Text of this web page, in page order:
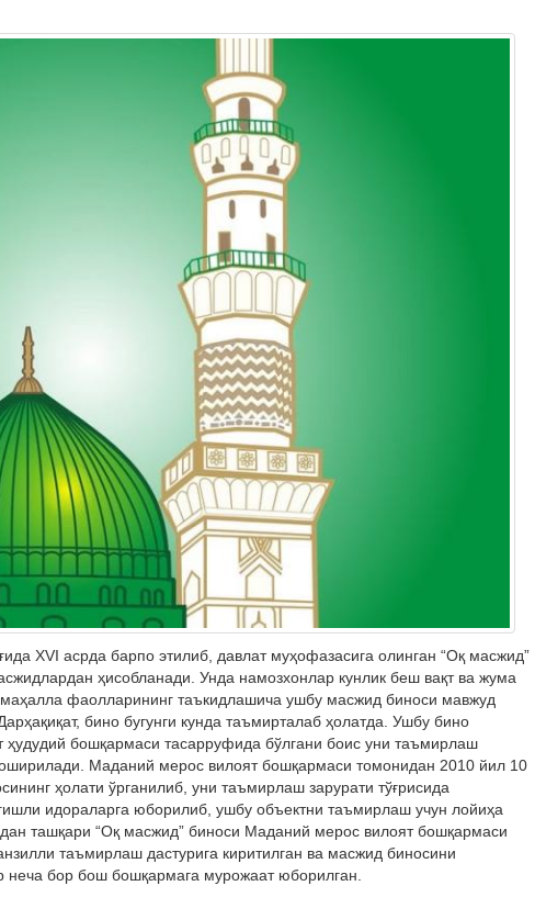
XVI асрда барпо этилиб, давлат муҳофазасига олинган “Оқ масжид”
ҳисобланади. Унда намозхонлар кунлик беш вақт ва жума
фаолларининг таъкидлашича ушбу масжид биноси мавжуд
бино бугунги кунда таъмирталаб ҳолатда. Ушбу бино
бошқармаси тасарруфида бўлгани боис уни таъмирлаш
Маданий мерос вилоят бошқармаси томонидан 2010 йил 10
ҳолати ўрганилиб, уни таъмирлаш зарурати тўғрисида
идораларга юборилиб, ушбу объектни таъмирлаш учун лойиҳа
ташқари “Оқ масжид” биноси Маданий мерос вилоят бошқармаси
таъмирлаш дастурига киритилган ва масжид биносини
бор бош бошқармага мурожаат юборилган.